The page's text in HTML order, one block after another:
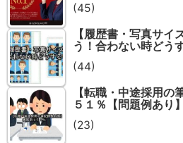
(45)
【履歴書・写真サイ
う！合わない時どう
(44)
【転職・中途採用の
５１％【問題例あり
(23)